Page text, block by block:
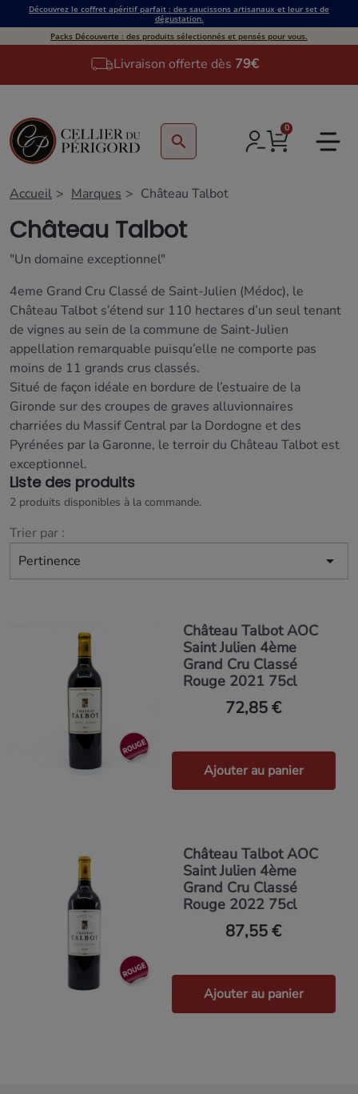
Découvrez le coffret apéritif parfait : des saucissons artisanaux et leur set de
dégustation.
Packs Découverte : des produits sélectionnés et pensés pour vous.
Livraison offerte dès 79€
search
0
Accueil Marques Château Talbot
Château Talbot
"Un domaine exceptionnel"
4eme Grand Cru Classé de Saint-Julien (Médoc), le
Château Talbot s’étend sur 110 hectares d’un seul tenant
de vignes au sein de la commune de Saint-Julien
appellation remarquable puisqu’elle ne comporte pas
moins de 11 grands crus classés.
Situé de façon idéale en bordure de l’estuaire de la
Gironde sur des croupes de graves alluvionnaires
charriées du Massif Central par la Dordogne et des
Pyrénées par la Garonne, le terroir du Château Talbot est
exceptionnel.
Liste des produits
2 produits disponibles à la commande.
Trier par :
Pertinence

Château Talbot AOC
Saint Julien 4ème
Grand Cru Classé
Rouge 2021 75cl
72,85 €
Ajouter au panier
Château Talbot AOC
Saint Julien 4ème
Grand Cru Classé
Rouge 2022 75cl
87,55 €
Ajouter au panier